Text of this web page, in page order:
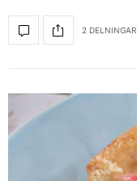
2 DELNINGAR